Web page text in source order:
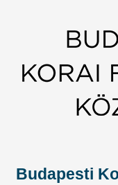
Budapesti